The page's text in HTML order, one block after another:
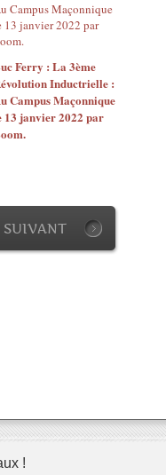
Ferry : La 3ème
Inductrielle :
Campus Maçonnique
13 janvier 2022 par
SUIVANT
!